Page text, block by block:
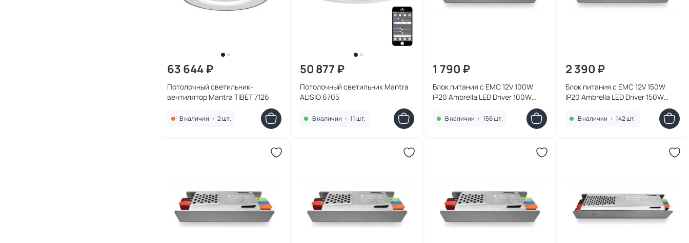
63 644 ₽
Потолочный светильник-
вентилятор Mantra TIBET 7126
В наличии • 2 шт.
50 877 ₽
Потолочный светильник Mantra
ALISIO 6705
В наличии • 11 шт.
1 790 ₽
Блок питания с EMC 12V 100W
IP20 Ambrella LED Driver 100W
В наличии • 156 шт.
2 390 ₽
Блок питания с EMC 12V 150W
IP20 Ambrella LED Driver 150W
В наличии • 142 шт.